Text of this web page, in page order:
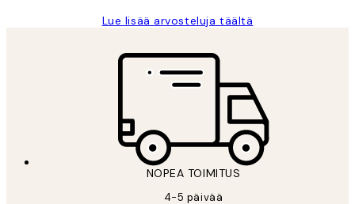
Lue lisää arvosteluja täältä
NOPEA TOIMITUS
4-5 päivää